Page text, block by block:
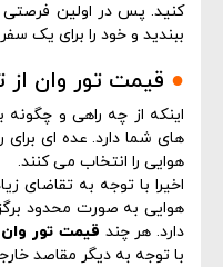
کنید. پس در اولین فرصتی
ببندید و خود را برای یک
● قیمت تور وان از
اینکه از چه راهی و
های شما دارد. عده ای
هوایی را انتخاب می کنند.
اخیرا با توجه به تقاضای
هوایی به صورت محدود
دارد. هر چند قیمت تور وان
با توجه به دیگر مقاصد